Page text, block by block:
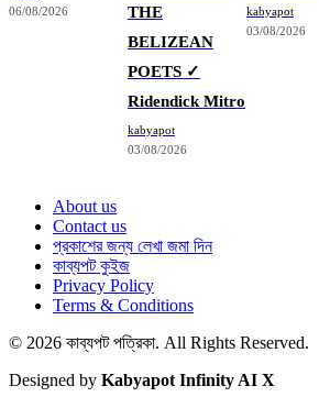
06/08/2026
THE
BELIZEAN
POETS ✓
Ridendick Mitro
kabyapot
03/08/2026
kabyapot
03/08/2026
About us
Contact us
প্রকাশের জন্য লেখা জমা দিন
কাব্যপট কুইজ
Privacy Policy
Terms & Conditions
© 2026 কাব্যপট পত্রিকা. All Rights Reserved.
Designed by Kabyapot Infinity AI X